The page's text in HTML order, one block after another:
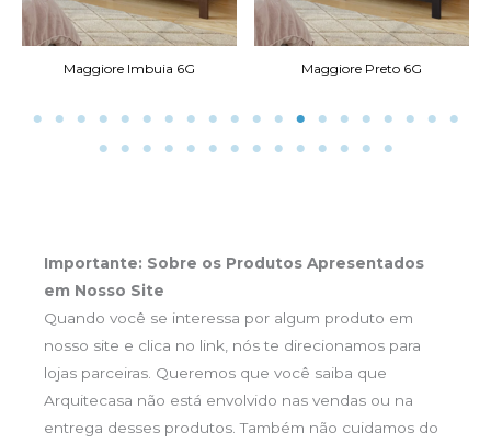
Maggiore Imbuia 6G Maggiore Preto 6G
Importante: Sobre os Produtos Apresentados
em Nosso Site
Quando você se interessa por algum produto em
nosso site e clica no link, nós te direcionamos para
lojas parceiras. Queremos que você saiba que
Arquitecasa não está envolvido nas vendas ou na
entrega desses produtos. Também não cuidamos do